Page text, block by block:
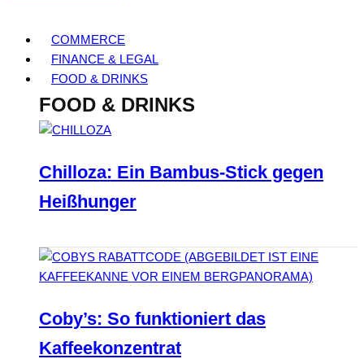
COMMERCE
FINANCE & LEGAL
FOOD & DRINKS
FOOD & DRINKS
Chilloza: Ein Bambus-Stick gegen
Heißhunger
Coby’s: So funktioniert das
Kaffeekonzentrat